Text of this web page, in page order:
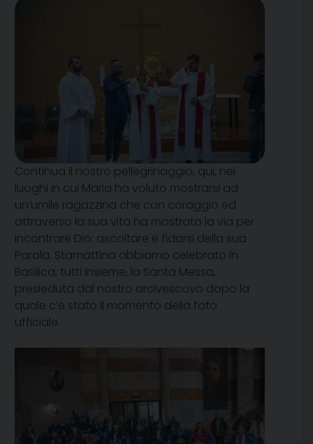
Continua il nostro pellegrinaggio, qui, nei
luoghi in cui Maria ha voluto mostrarsi ad
un’umile ragazzina che con coraggio ed
attraverso la sua vita ha mostrato la via per
incontrare Dio: ascoltare e fidarsi della sua
Parola. Stamattina abbiamo celebrato in
Basilica, tutti insieme, la Santa Messa,
presieduta dal nostro arcivescovo dopo la
quale c’e stato il momento della foto
ufficiale.